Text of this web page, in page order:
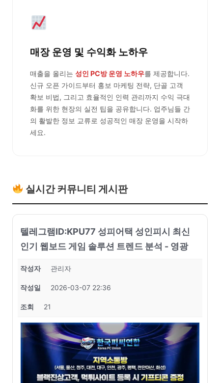
매장 운영 및 수익화 노하우
매출을 올리는 성인 PC방 운영 노하우를 제공합니다.
신규 오픈 가이드부터 홍보 마케팅 전략, 단골 고객
확보 비법, 그리고 효율적인 인력 관리까지 수익 극대
화를 위한 현장의 실전 팁을 공유합니다. 업주님들 간
의 활발한 정보 교류로 성공적인 매장 운영을 시작하
세요.
실시간 커뮤니티 게시판
텔레그램ID:KPU77 성피어택 성인피시 최신
인기 웹보드 게임 솔루션 트렌드 분석 - 영광
작성자 관리자
작성일 2026-03-07 22:36
조회 21